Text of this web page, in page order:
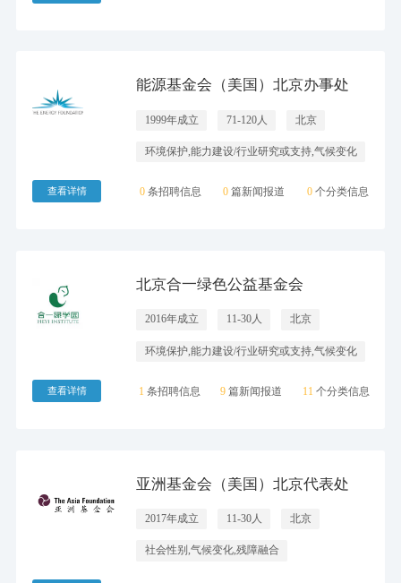
能源基金会（美国）北京办事处
1999年成立 71-120人 北京
环境保护,能力建设/行业研究或支持,气候变化
0 条招聘信息 0 篇新闻报道 0 个分类信息
查看详情
北京合一绿色公益基金会
2016年成立 11-30人 北京
环境保护,能力建设/行业研究或支持,气候变化
1 条招聘信息 9 篇新闻报道 11 个分类信息
查看详情
亚洲基金会（美国）北京代表处
2017年成立 11-30人 北京
社会性别,气候变化,残障融合